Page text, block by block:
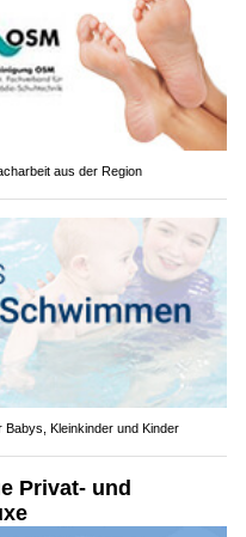
aus der Region
Kleinkinder und Kinder
Privat- und